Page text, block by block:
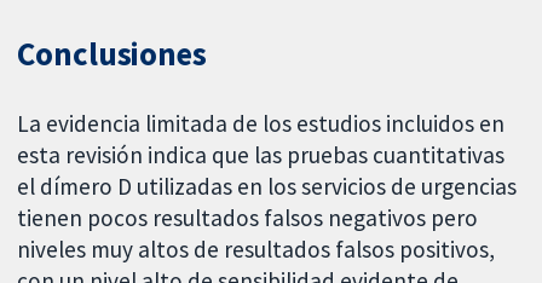
Conclusiones
La evidencia limitada de los estudios incluidos en
esta revisión indica que las pruebas cuantitativas
el dímero D utilizadas en los servicios de urgencias
tienen pocos resultados falsos negativos pero
niveles muy altos de resultados falsos positivos,